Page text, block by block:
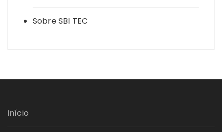
Sobre SBI TEC
Início